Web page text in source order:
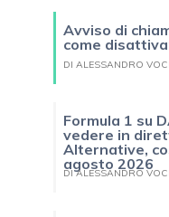
Avviso di
come
DI ALESSANDRO VOCI
Formula 1 su
vedere in
Alternative,
agosto 2026
DI ALESSANDRO VOCI